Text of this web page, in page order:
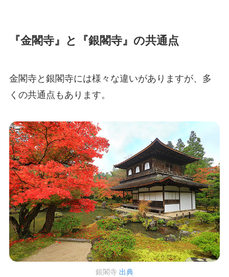
『金閣寺』と『銀閣寺』の共通点
金閣寺と銀閣寺には様々な違いがありますが、多
くの共通点もあります。
銀閣寺 出典